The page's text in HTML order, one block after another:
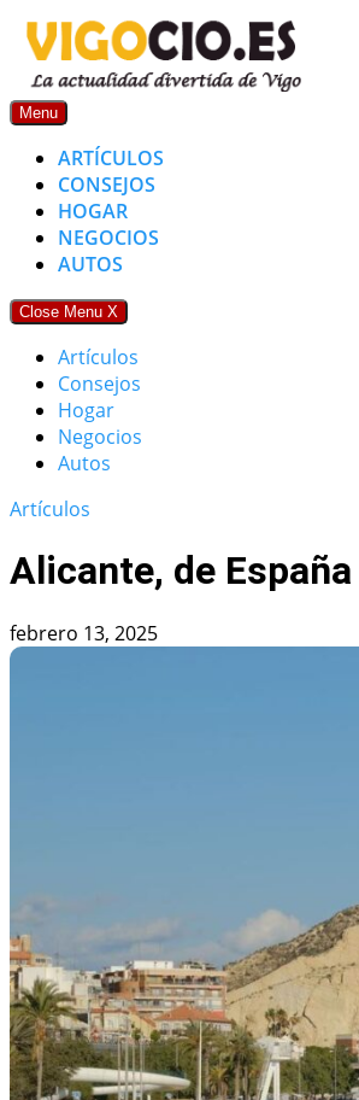
Skip
content
Menu
ARTÍCULOS
CONSEJOS
HOGAR
NEGOCIOS
AUTOS
Close Menu X
Artículos
Consejos
Hogar
Negocios
Autos
Artículos
Alicante, de
febrero 13, 2025